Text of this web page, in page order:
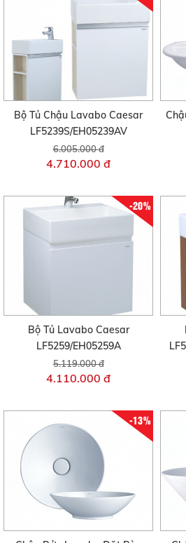
Bộ Tủ Chậu Lavabo Caesar
LF5239S/EH05239AV
6.005.000 đ
4.710.000 đ
-20%
Bộ Tủ Lavabo Caesar
LF5259/EH05259A
5.119.000 đ
4.110.000 đ
-13%